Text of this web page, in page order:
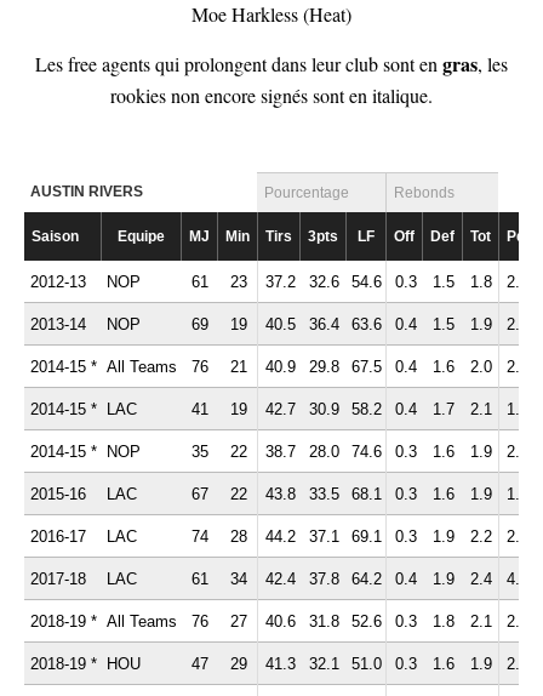
Moe Harkless (Heat)
Les free agents qui prolongent dans leur club sont en gras, les
rookies non encore signés sont en italique.
AUSTIN RIVERS Pourcentage Rebonds
Saison Equipe MJ Min Tirs 3pts LF Off Def Tot Pd
2012-13 NOP 61 23 37.2 32.6 54.6 0.3 1.5 1.8 2.1
2013-14 NOP 69 19 40.5 36.4 63.6 0.4 1.5 1.9 2.3
2014-15 * All Teams 76 21 40.9 29.8 67.5 0.4 1.6 2.0 2.0
2014-15 * LAC 41 19 42.7 30.9 58.2 0.4 1.7 2.1 1.7
2014-15 * NOP 35 22 38.7 28.0 74.6 0.3 1.6 1.9 2.5
2015-16 LAC 67 22 43.8 33.5 68.1 0.3 1.6 1.9 1.5
2016-17 LAC 74 28 44.2 37.1 69.1 0.3 1.9 2.2 2.8
2017-18 LAC 61 34 42.4 37.8 64.2 0.4 1.9 2.4 4.0
2018-19 * All Teams 76 27 40.6 31.8 52.6 0.3 1.8 2.1 2.2
2018-19 * HOU 47 29 41.3 32.1 51.0 0.3 1.6 1.9 2.3